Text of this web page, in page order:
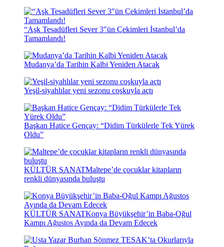
“Aşk Tesadüfleri Sever 3″ün Çekimleri İstanbul’da
Tamamlandı!
Mudanya’da Tarihin Kalbi Yeniden Atacak
Yeşil-siyahlılar yeni sezonu coşkuyla açtı
Başkan Hatice Gençay: “Didim Türkülerle Tek Yürek
Oldu”
KÜLTÜR SANATMaltepe’de çocuklar kitapların
renkli dünyasında buluştu
KÜLTÜR SANATKonya Büyükşehir’in Baba-Oğul
Kampı Ağustos Ayında da Devam Edecek